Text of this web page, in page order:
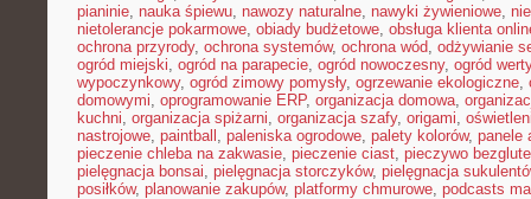
pianinie, nauka śpiewu, nawozy naturalne, nawyki żywieniowe,
nietolerancje pokarmowe, obiady budżetowe, obsługa klienta
ochrona przyrody, ochrona systemów, ochrona wód, odżywianie
ogród miejski, ogród na parapecie, ogród nowoczesny, ogród
wypoczynkowy, ogród zimowy pomysły, ogrzewanie ekologiczne,
domowymi, oprogramowanie ERP, organizacja domowa,
kuchni, organizacja spiżarni, organizacja szafy, origami,
nastrojowe, paintball , paleniska ogrodowe, palety kolorów, panele
pieczenie chleba na zakwasie, pieczenie ciast, pieczywo
pielęgnacja bonsai, pielęgnacja storczyków, pielęgnacja
posiłków, planowanie zakupów, platformy chmurowe, podcasts